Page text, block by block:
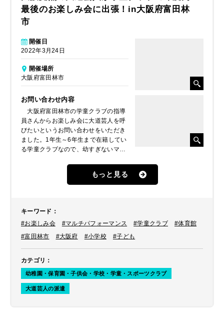
最後のお楽しみ会に出張！in大阪府富田林
市
開催日
2022年3月24日
開催場所
大阪府富田林市
お問い合わせ内容
大阪府富田林市の学童クラブの指導
員さんからお楽しみ会に大道芸人を呼
びたいというお問い合わせをいただき
ました。1年生～6年生まで在籍してい
る学童クラブなので、幼すぎないマジ
されました。今年度は遠足など学童ク
ラブの行事もほとんどが中止になって
もっと見る
キーワード ：
#お楽しみ会
#マルチパフォーマンス #学童クラブ
#体育館
#富田林市
#大阪府 #小学校 #子ども
カテゴリ ：
幼稚園・保育園・子供会・学校・学童・スポーツクラブ
大道芸人の派遣